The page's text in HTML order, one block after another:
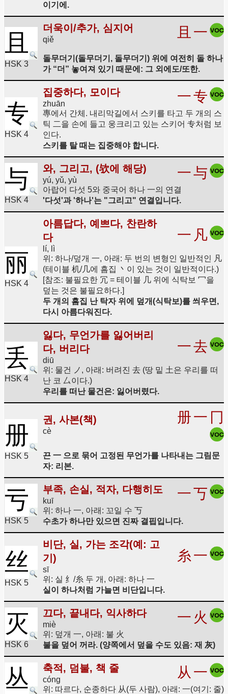
이기에.
且
HSK 3
더욱이/추가, 심지어
qiě 且 一
돌무더기(돌무더기, 돌무더기) 위에 여전히 돌 하나
가 “더” 놓여져 있기 때문에: 그 외에도/또한.
专
HSK 4
집중하다, 모이다
zhuān 一专
專에서 간체. 내리막길에서 스키를 타고 두 개의 스
틱 二을 손에 들고 웅크리고 있는 스키어 专처럼 보
인다.
스키를 탈 때는 집중해야 합니다.
与
HSK 4
와, 그리고, (欤에 해당)
yú, yǔ, yù 一与
아랍어 다섯 5와 중국어 하나 一의 연결
'다섯'과 '하나'는 "그리고" 연결입니다.
丽
HSK 4
아름답다, 예쁘다, 찬란하
다
lí, lì
一 凡
위: 하나/덮개 一, 아래: 두 번의 변형인 일반적인 凡
(테이블 机/几에 흠집 丶이 있는 것이 일반적이다.)
[참조: 불필요한 冗 = 테이블 几 위에 식탁보 冖을
덮는 것은 불필요하다.]
두 개의 흠집 난 탁자 위에 덮개(식탁보)를 씌우면,
다시 아름다워진다.
丢
HSK 4
잃다, 무언가를 잃어버리
다, 버리다
diū
一去
위: 물건 ノ, 아래: 버려진 去 (땅 밑 土은 우리를 떠
난 코 厶이다.)
우리를 떠난 물건은: 잃어버렸다.
册
HSK 5
권, 사본(책)
cè
册一 冂
끈 一 으로 묶어 고정된 무언가를 나타내는 그림문
자: 리본.
亏
HSK 5
부족, 손실, 적자, 다행히도
kuī 一丂
위: 하나 一, 아래: 꼬일 수 丂
수초가 하나만 있으면 진짜 결핍입니다.
丝
HSK 5
비단, 실, 가는 조각(예: 고
기)
sī
糸一
위: 실 纟/糸 두 개, 아래: 하나 一
실이 하나처럼 가늘면 비단입니다.
灭
HSK 6
끄다, 끝내다, 익사하다
miè 一 火
위: 덮개 一, 아래: 불 火
불을 덮어 꺼라. (양쪽에서 덮을 수도 있음: 재 灰)
丛 축적, 덤불, 책 줄
cóng 从 一
위: 따르다, 순종하다 从(두 사람), 아래: 一(여기: 줄)